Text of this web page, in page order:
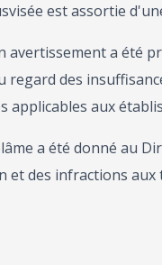
est assortie
avertissement a été
regard des
applicables aux
a été donné au
et des infractions